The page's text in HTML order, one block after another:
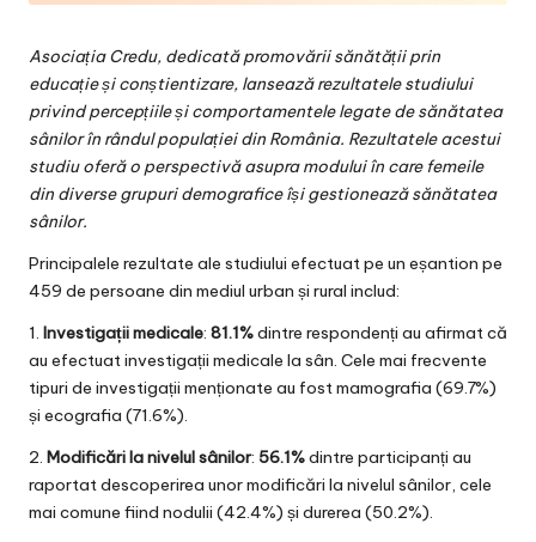
Asociația Credu, dedicată promovării sănătății prin
educație și conștientizare, lansează rezultatele studiului
privind percepțiile și comportamentele legate de sănătatea
sânilor în rândul populației din România. Rezultatele acestui
studiu oferă o perspectivă asupra modului în care femeile
din diverse grupuri demografice își gestionează sănătatea
sânilor.
Principalele rezultate ale studiului efectuat pe un eșantion pe
459 de persoane din mediul urban și rural includ:
1. Investigații medicale: 81.1%dintre respondenți au afirmat că
au efectuat investigații medicale la sân. Cele mai frecvente
tipuri de investigații menționate au fost mamografia (69.7%)
și ecografia (71.6%).
2. Modificări la nivelul sânilor: 56.1%dintre participanți au
raportat descoperirea unor modificări la nivelul sânilor, cele
mai comune fiind nodulii (42.4%) și durerea (50.2%).